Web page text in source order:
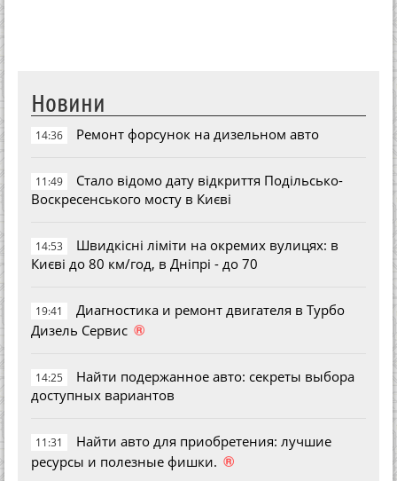
Новини
14:36 Ремонт форсунок на дизельном авто
11:49
Стало відомо дату відкриття Подільсько-
Воскресенського мосту в Києві
14:53
Швидкісні ліміти на окремих вулицях: в
Києві до 80 км/год, в Дніпрі - до 70
19:41
Диагностика и ремонт двигателя в Турбо
Дизель Сервис ®
14:25
Найти подержанное авто: секреты выбора
доступных вариантов
11:31
Найти авто для приобретения: лучшие
ресурсы и полезные фишки. ®